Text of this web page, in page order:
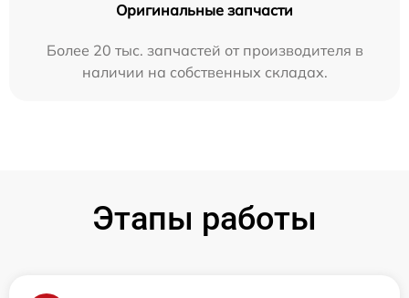
Оригинальные запчасти
Более 20 тыс. запчастей от производителя в
наличии на собственных складах.
Этапы работы